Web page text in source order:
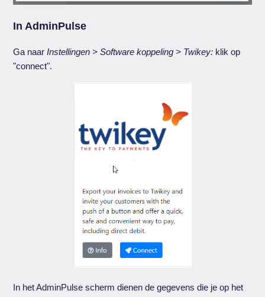
In AdminPulse
Ga naarInstellingen > Software koppeling > Twikey: klik op
"connect".
In het AdminPulse scherm dienen de gegevens die je op het